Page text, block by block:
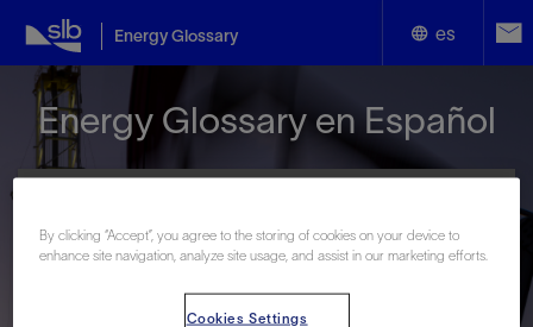
Energy Glossary es
English
Español
Energy Glossary en Español
Términos que comienzan con:
By clicking “Accept”, you agree to the storing of cookies on your device to
enhance site navigation, analyze site usage, and assist in our marketing efforts.
Cookies Settings